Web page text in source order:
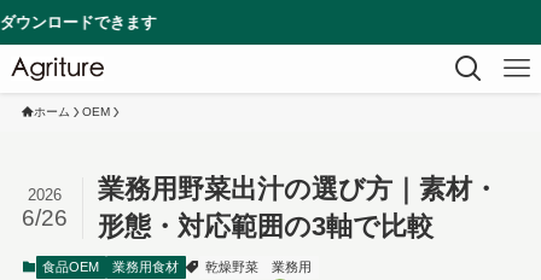
ます
ホーム OEM
業務用野菜出汁の選び方｜素材・
形態・対応範囲の3軸で比較
2026
6/26
食品OEM 業務用食材 乾燥野菜 業務用